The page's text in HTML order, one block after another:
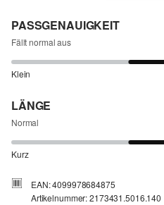
PASSGENAUIGKEIT
Fällt normal aus
Klein
LÄNGE
Normal
Kurz
EAN: 4099978684875
Artikelnummer: 2173431.5016.140